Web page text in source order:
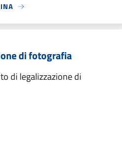
di fotografia
di legalizzazione di